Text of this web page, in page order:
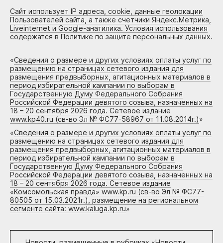
Сайт использует IP адреса, cookie, данные геолокации
Пользователей сайта, а также счетчики Яндекс.Метрика,
Liveinternet и Google-анатилика. Условия использования
содержатся в Политике по защите персональных данных.
«Сведения о размере и других условиях оплаты услуг по
размещению на страницах сетевого издания для
размещения предвыборных, агитационных материалов в
период избирательной кампании по выборам в
Государственную Думу Федерального Собрания
Российской Федерации девятого созыва, назначенных на
18 – 20 сентября 2026 года. Сетевое издание
www.kp40.ru (св-во Эл № ФС77-58967 от 11.08.2014г.)»
«Сведения о размере и других условиях оплаты услуг по
размещению на страницах сетевого издания для
размещения предвыборных, агитационных материалов в
период избирательной кампании по выборам в
Государственную Думу Федерального Собрания
Российской Федерации девятого созыва, назначенных на
18 – 20 сентября 2026 года. Сетевое издание
«Комсомольская правда» www.kp.ru (св-во Эл № ФС77-
80505 от 15.03.2021г.), размещение на региональном
сегменте сайта: www.kaluga.kp.ru»